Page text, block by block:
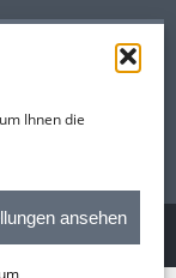
Ihnen die
ansehen